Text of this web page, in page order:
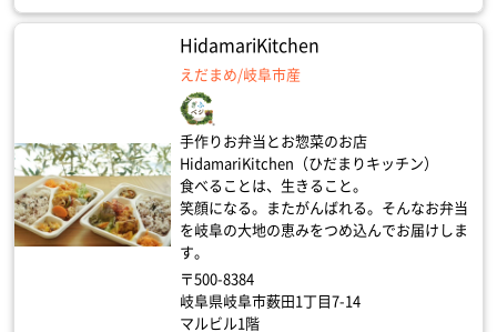
HidamariKitchen
えだまめ/岐阜市産
手作りお弁当とお惣菜のお店
HidamariKitchen（ひだまりキッチン）
食べることは、生きること。
笑顔になる。またがんばれる。そんなお弁当
を岐阜の大地の恵みをつめ込んでお届けしま
す。
〒500-8384
岐阜県岐阜市薮田1丁目7-14
マルビル1階